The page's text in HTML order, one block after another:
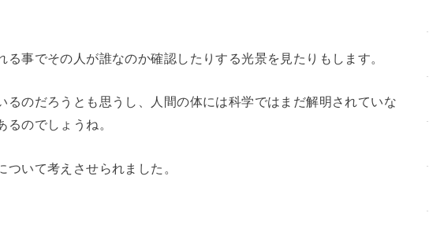
る事でその人が誰なのか確認したりする光景を見たりもします。
るのだろうとも思うし、人間の体には科学ではまだ解明されていな
のでしょうね。
いて考えさせられました。